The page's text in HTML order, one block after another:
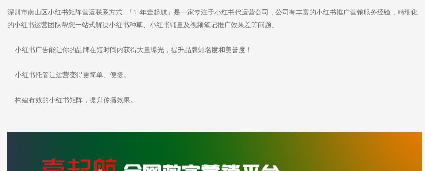
深圳市南山区小红书矩阵营运联系方式 「15年壹起航」是一家专注于小红书代运营公司，公司有丰富的小红书推广营销服务经验，精细化
的小红书运营团队帮您一站式解决小红书种草、小红书铺量及视频笔记推广效果差等问题。
小红书广告能让你的品牌在短时间内获得大量曝光，提升品牌知名度和美誉度！
小红书托管让运营变得更简单、便捷。
构建有效的小红书矩阵，提升传播效果。